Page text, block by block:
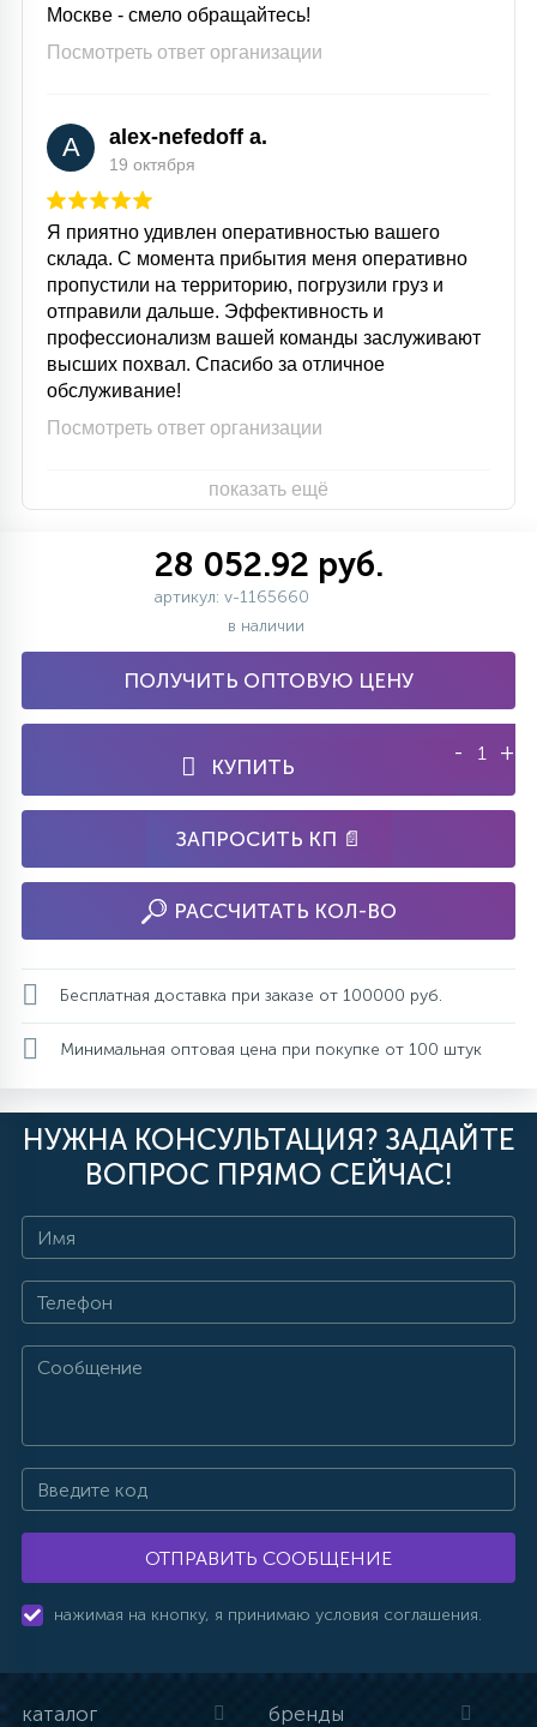
Москве - смело обращайтесь!
Посмотреть ответ организации
A alex-nefedoff a.
19 октября
Я приятно удивлен оперативностью вашего
склада. С момента прибытия меня оперативно
пропустили на территорию, погрузили груз и
отправили дальше. Эффективность и
профессионализм вашей команды заслуживают
высших похвал. Спасибо за отличное
обслуживание!
Посмотреть ответ организации
показать ещё
28 052.92 руб.
артикул: v-1165660
в наличии
ПОЛУЧИТЬ ОПТОВУЮ ЦЕНУ
КУПИТЬ
- +
ЗАПРОСИТЬ КП 📄
РАССЧИТАТЬ КОЛ-ВО
Бесплатная доставка при заказе от 100000 руб.
Минимальная оптовая цена при покупке от 100 штук
НУЖНА КОНСУЛЬТАЦИЯ? ЗАДАЙТЕ
ВОПРОС ПРЯМО СЕЙЧАС!
ОТПРАВИТЬ СООБЩЕНИЕ
нажимая на кнопку, я принимаю условия соглашения.
каталог бренды